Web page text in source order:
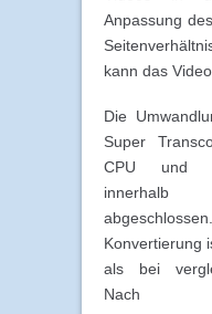
Anpassung
kann das
Die
Super
CPU und
innerhalb
Konvertierung
als bei
Nach